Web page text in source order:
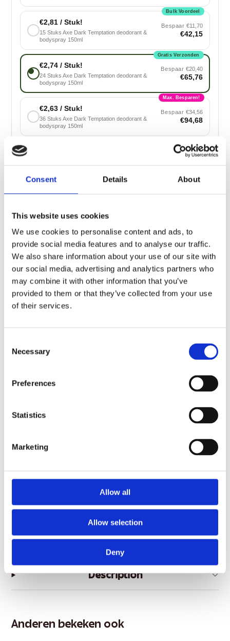
Consent Details About
This website uses cookies
We use cookies to personalise content and ads, to
provide social media features and to analyse our traffic.
We also share information about your use of our site with
our social media, advertising and analytics partners who
may combine it with other information that you’ve
provided to them or that they’ve collected from your use
of their services.
Selection
Necessary
Preferences
Statistics
Marketing
Allow all
Allow selection
Deny
✓ Verleidelijke geur
Productinformatie
Inhoud 150 ml
Deodorant / bodyspray
Description
Bulk Voordeel
€2,81 / Stuk!
15 Stuks Axe Dark Temptation deodorant &
bodyspray 150ml
Bespaar €11,70
€42,15
Gratis Verzonden
€2,74 / Stuk!
24 Stuks Axe Dark Temptation deodorant &
bodyspray 150ml
Bespaar €20,40
€65,76
Max. Besparen!
€2,63 / Stuk!
36 Stuks Axe Dark Temptation deodorant &
bodyspray 150ml
Bespaar €34,56
€94,68
Besteld Verzonden
Snelle levering uit eigen voorraad
Achteraf betalen met Klarna
Persoonlijke klantenservice
Anderen bekeken ook